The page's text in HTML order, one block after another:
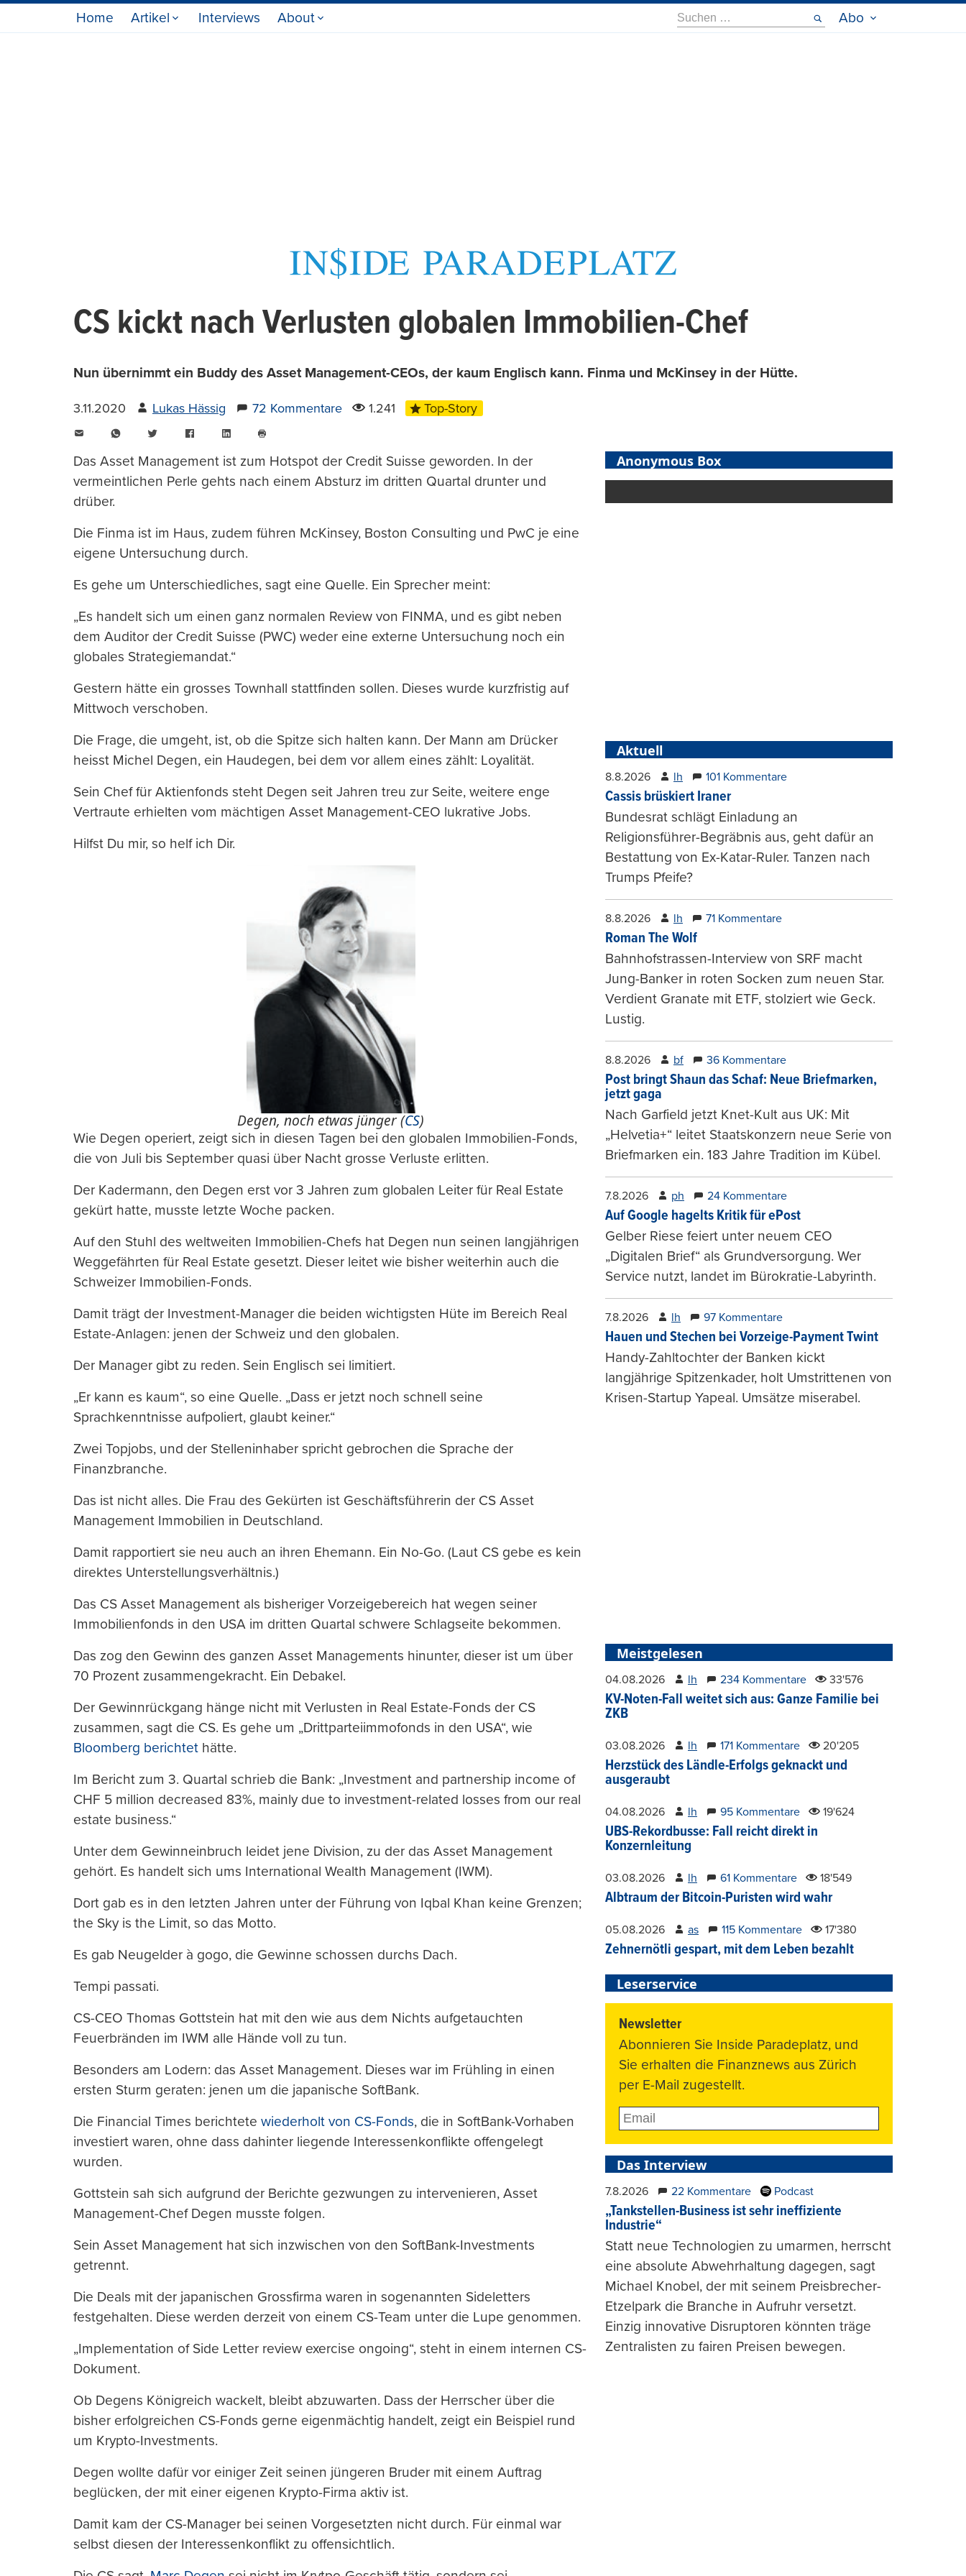
Home Artikel Interviews About
Suche
nach:
Abo
CS kickt nach Verlusten globalen Immobilien-Chef
Nun übernimmt ein Buddy des Asset Management-CEOs, der kaum Englisch kann. Finma und McKinsey in der Hütte.
3.11.2020 Lukas Hässig 72 Kommentare 1.241 Top-Story
WhatsAppTwitter FacebookLinkedIn
drucken
Das Asset Management ist zum Hotspot der Credit Suisse geworden. In der
vermeintlichen Perle gehts nach einem Absturz im dritten Quartal drunter und
drüber.
Die Finma ist im Haus, zudem führen McKinsey, Boston Consulting und PwC je eine
eigene Untersuchung durch.
Es gehe um Unterschiedliches, sagt eine Quelle. Ein Sprecher meint:
„Es handelt sich um einen ganz normalen Review von FINMA, und es gibt neben
dem Auditor der Credit Suisse (PWC) weder eine externe Untersuchung noch ein
globales Strategiemandat.“
Gestern hätte ein grosses Townhall stattfinden sollen. Dieses wurde kurzfristig auf
Mittwoch verschoben.
Die Frage, die umgeht, ist, ob die Spitze sich halten kann. Der Mann am Drücker
heisst Michel Degen, ein Haudegen, bei dem vor allem eines zählt: Loyalität.
Sein Chef für Aktienfonds steht Degen seit Jahren treu zur Seite, weitere enge
Vertraute erhielten vom mächtigen Asset Management-CEO lukrative Jobs.
Hilfst Du mir, so helf ich Dir.
Degen, noch etwas jünger (CS)
Wie Degen operiert, zeigt sich in diesen Tagen bei den globalen Immobilien-Fonds,
die von Juli bis September quasi über Nacht grosse Verluste erlitten.
Der Kadermann, den Degen erst vor 3 Jahren zum globalen Leiter für Real Estate
gekürt hatte, musste letzte Woche packen.
Auf den Stuhl des weltweiten Immobilien-Chefs hat Degen nun seinen langjährigen
Weggefährten für Real Estate gesetzt. Dieser leitet wie bisher weiterhin auch die
Schweizer Immobilien-Fonds.
Damit trägt der Investment-Manager die beiden wichtigsten Hüte im Bereich Real
Estate-Anlagen: jenen der Schweiz und den globalen.
Der Manager gibt zu reden. Sein Englisch sei limitiert.
„Er kann es kaum“, so eine Quelle. „Dass er jetzt noch schnell seine
Sprachkenntnisse aufpoliert, glaubt keiner.“
Zwei Topjobs, und der Stelleninhaber spricht gebrochen die Sprache der
Finanzbranche.
Das ist nicht alles. Die Frau des Gekürten ist Geschäftsführerin der CS Asset
Management Immobilien in Deutschland.
Damit rapportiert sie neu auch an ihren Ehemann. Ein No-Go. (Laut CS gebe es kein
direktes Unterstellungsverhältnis.)
Das CS Asset Management als bisheriger Vorzeigebereich hat wegen seiner
Immobilienfonds in den USA im dritten Quartal schwere Schlagseite bekommen.
Das zog den Gewinn des ganzen Asset Managements hinunter, dieser ist um über
70 Prozent zusammengekracht. Ein Debakel.
Der Gewinnrückgang hänge nicht mit Verlusten in Real Estate-Fonds der CS
zusammen, sagt die CS. Es gehe um „Drittparteiimmofonds in den USA“, wie
Bloomberg berichtet hätte.
Im Bericht zum 3. Quartal schrieb die Bank: „Investment and partnership income of
CHF 5 million decreased 83%, mainly due to investment-related losses from our real
estate business.“
Unter dem Gewinneinbruch leidet jene Division, zu der das Asset Management
gehört. Es handelt sich ums International Wealth Management (IWM).
Dort gab es in den letzten Jahren unter der Führung von Iqbal Khan keine Grenzen;
the Sky is the Limit, so das Motto.
Es gab Neugelder à gogo, die Gewinne schossen durchs Dach.
Tempi passati.
CS-CEO Thomas Gottstein hat mit den wie aus dem Nichts aufgetauchten
Feuerbränden im IWM alle Hände voll zu tun.
Besonders am Lodern: das Asset Management. Dieses war im Frühling in einen
ersten Sturm geraten: jenen um die japanische SoftBank.
Die Financial Times berichtete wiederholt von CS-Fonds, die in SoftBank-Vorhaben
investiert waren, ohne dass dahinter liegende Interessenkonflikte offengelegt
wurden.
Gottstein sah sich aufgrund der Berichte gezwungen zu intervenieren, Asset
Management-Chef Degen musste folgen.
Sein Asset Management hat sich inzwischen von den SoftBank-Investments
getrennt.
Die Deals mit der japanischen Grossfirma waren in sogenannten Sideletters
festgehalten. Diese werden derzeit von einem CS-Team unter die Lupe genommen.
„Implementation of Side Letter review exercise ongoing“, steht in einem internen CS-
Dokument.
Ob Degens Königreich wackelt, bleibt abzuwarten. Dass der Herrscher über die
bisher erfolgreichen CS-Fonds gerne eigenmächtig handelt, zeigt ein Beispiel rund
um Krypto-Investments.
Degen wollte dafür vor einiger Zeit seinen jüngeren Bruder mit einem Auftrag
beglücken, der mit einer eigenen Krypto-Firma aktiv ist.
Damit kam der CS-Manager bei seinen Vorgesetzten nicht durch. Für einmal war
selbst diesen der Interessenkonflikt zu offensichtlich.
Anonymous Box
Aktuell
8.8.2026 lh 101 Kommentare
Cassis brüskiert Iraner
Bundesrat schlägt Einladung an
Religionsführer-Begräbnis aus, geht dafür an
Bestattung von Ex-Katar-Ruler. Tanzen nach
Trumps Pfeife?
8.8.2026 lh 71 Kommentare
Roman The Wolf
Bahnhofstrassen-Interview von SRF macht
Jung-Banker in roten Socken zum neuen Star.
Verdient Granate mit ETF, stolziert wie Geck.
Lustig.
8.8.2026 bf 36 Kommentare
Post bringt Shaun das Schaf: Neue Briefmarken,
jetzt gaga
Nach Garfield jetzt Knet-Kult aus UK: Mit
„Helvetia+“ leitet Staatskonzern neue Serie von
Briefmarken ein. 183 Jahre Tradition im Kübel.
7.8.2026 ph 24 Kommentare
Auf Google hagelts Kritik für ePost
Gelber Riese feiert unter neuem CEO
„Digitalen Brief“ als Grundversorgung. Wer
Service nutzt, landet im Bürokratie-Labyrinth.
7.8.2026 lh 97 Kommentare
Hauen und Stechen bei Vorzeige-Payment Twint
Handy-Zahltochter der Banken kickt
langjährige Spitzenkader, holt Umstrittenen von
Krisen-Startup Yapeal. Umsätze miserabel.
Meistgelesen
04.08.2026 lh 234 Kommentare 33'576
KV-Noten-Fall weitet sich aus: Ganze Familie bei
ZKB
03.08.2026 lh 171 Kommentare 20'205
Herzstück des Ländle-Erfolgs geknackt und
ausgeraubt
04.08.2026 lh 95 Kommentare 19'624
UBS-Rekordbusse: Fall reicht direkt in
Konzernleitung
03.08.2026 lh 61 Kommentare 18'549
Albtraum der Bitcoin-Puristen wird wahr
05.08.2026 as 115 Kommentare 17'380
Zehnernötli gespart, mit dem Leben bezahlt
Leserservice
Newsletter
Abonnieren Sie Inside Paradeplatz, und
Sie erhalten die Finanznews aus Zürich
per E-Mail zugestellt.
Das Interview
7.8.2026 22 Kommentare Podcast
„Tankstellen-Business ist sehr ineffiziente
Industrie“
Statt neue Technologien zu umarmen, herrscht
eine absolute Abwehrhaltung dagegen, sagt
Michael Knobel, der mit seinem Preisbrecher-
Etzelpark die Branche in Aufruhr versetzt.
Einzig innovative Disruptoren könnten träge
Zentralisten zu fairen Preisen bewegen.